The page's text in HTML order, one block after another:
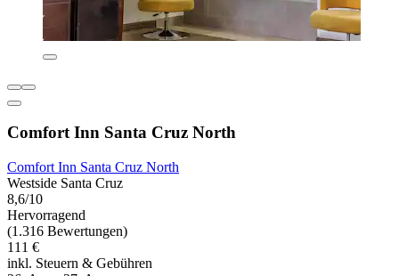
Comfort Inn Santa Cruz North
Comfort Inn Santa Cruz North
Westside Santa Cruz
8,6/10
Hervorragend
(1.316 Bewertungen)
111 €
inkl. Steuern & Gebühren